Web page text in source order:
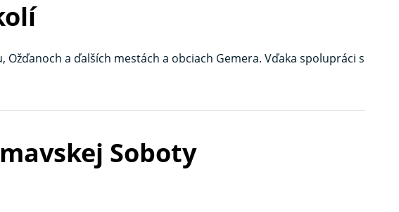
a ďalších mestách a obciach Gemera. Vďaka spolupráci s
Soboty